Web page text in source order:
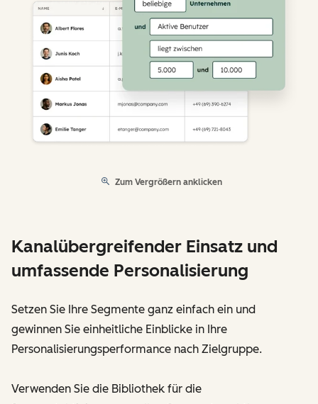
Zum Vergrößern anklicken
Kanalübergreifender Einsatz und
umfassende Personalisierung
Setzen Sie Ihre Segmente ganz einfach ein und
gewinnen Sie einheitliche Einblicke in Ihre
Personalisierungsperformance nach Zielgruppe.
Verwenden Sie die Bibliothek für die